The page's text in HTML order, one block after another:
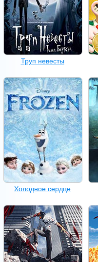
Труп невесты
Холодное сердце